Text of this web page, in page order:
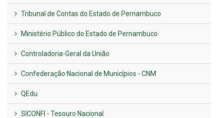
Tribunal de Contas do Estado de Pernambuco
Ministério Público do Estado de Pernambuco
Controladoria-Geral da União
Confederação Nacional de Municípios - CNM
QEdu
SICONFI - Tesouro Nacional